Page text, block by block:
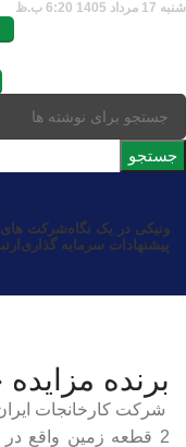
شنبه 17 مرداد 1405 6:20 ب.ظ
جستجو
ونیکی در یک نگاهشرکت های
پیشنهادات سرمایه گذاری
برنده
شرکت کارخانجات
2 قطعه زمین واقع